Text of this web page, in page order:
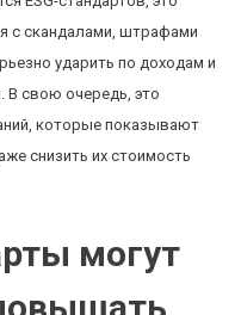
с скандалами, штрафами
ударить по доходам и
В свою очередь, это
которые показывают
снизить их стоимость
могут